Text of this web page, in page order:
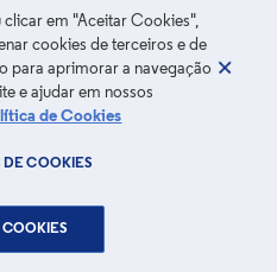
em "Aceitar Cookies",
cookies de terceiros e de
para aprimorar a navegação
e ajudar em nossos
de Cookies
DE COOKIES
COOKIES